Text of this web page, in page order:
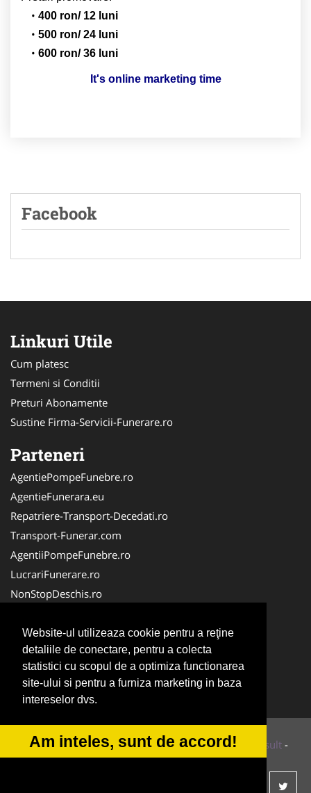
Website-ul utilizeaza cookie pentru a reţine
detaliile de conectare, pentru a colecta
statistici cu scopul de a optimiza functionarea
site-ului si pentru a furniza marketing in baza
intereselor dvs.
Am inteles, sunt de accord!
400 ron/ 12 luni
500 ron/ 24 luni
600 ron/ 36 luni
It's online marketing time
Facebook
Linkuri Utile
Cum platesc
Termeni si Conditii
Preturi Abonamente
Sustine Firma-Servicii-Funerare.ro
Parteneri
AgentiePompeFunebre.ro
AgentieFunerara.eu
Repatriere-Transport-Decedati.ro
Transport-Funerar.com
AgentiiPompeFunebre.ro
LucrariFunerare.ro
NonStopDeschis.ro
AgentieServiciiFunerare.ro
CasaFunerara.com
Firma-Pompe-Funebre.ro
RepatriereFunerara.ro
© 2014-2026 Powered byVilonMedia&Tokaido Consult -
ANPC SOL